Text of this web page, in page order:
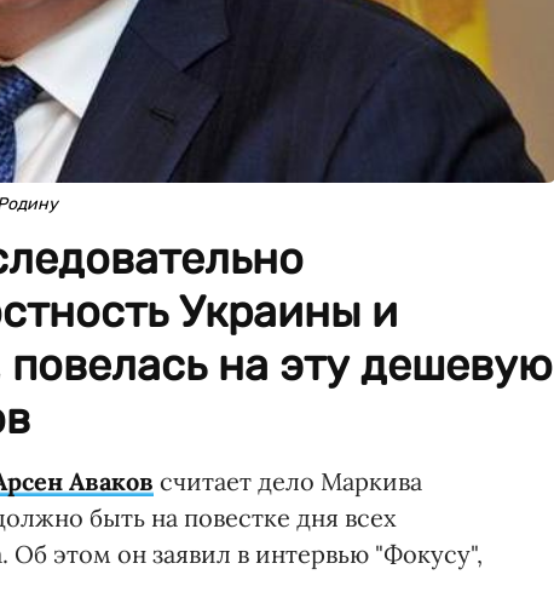
Украины и
на эту дешевую
Аваков считает дело Маркива
быть на повестке дня всех
этом он заявил в интервью "Фокусу",